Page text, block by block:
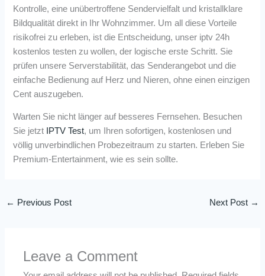
Kontrolle, eine unübertroffene Sendervielfalt und kristallklare
Bildqualität direkt in Ihr Wohnzimmer. Um all diese Vorteile
risikofrei zu erleben, ist die Entscheidung, unser iptv 24h
kostenlos testen zu wollen, der logische erste Schritt. Sie
prüfen unsere Serverstabilität, das Senderangebot und die
einfache Bedienung auf Herz und Nieren, ohne einen einzigen
Cent auszugeben.
Warten Sie nicht länger auf besseres Fernsehen. Besuchen
Sie jetzt
IPTV Test, um Ihren sofortigen, kostenlosen und
völlig unverbindlichen Probezeitraum zu starten. Erleben Sie
Premium-Entertainment, wie es sein sollte.
← Previous Post Next Post →
Leave a Comment